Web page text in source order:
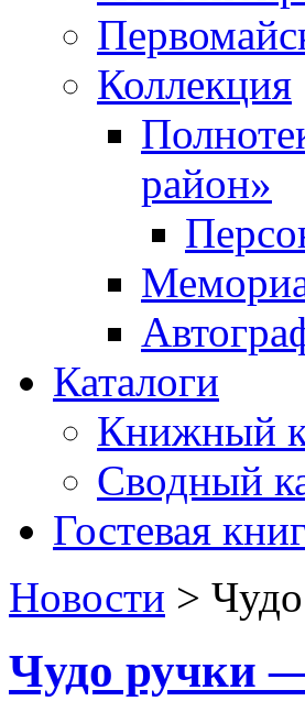
Коллекция
район»
Каталоги
Книжный
Сводный
Гостевая
Новости >
Чудо ручки